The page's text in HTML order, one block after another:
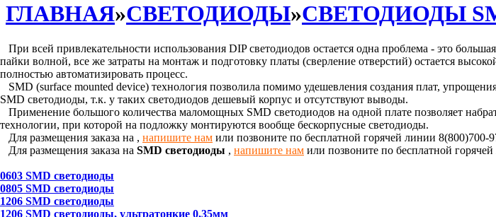
ГЛАВНАЯ»СВЕТОДИОДЫ»СВЕТОДИОДЫ
При всей привлекательности использования DIP светодиодов остается одна проблема - это
пайки волной, все же затраты на монтаж и подготовку платы (сверление отверстий) остается
полностью автоматизировать процесс.
SMD (surface mounted device) технология позволила помимо удешевления создания плат,
SMD светодиоды, т.к. у таких светодиодов дешевый корпус и отсутствуют выводы.
Применение большого количества маломощных SMD светодиодов на одной плате позволяет
технологии, при которой на подложку монтируются вообще бескорпусные светодиоды.
Для размещения заказа на , напишите нам или позвоните по бесплатной горячей линии 8(800)700-
Для размещения заказа на SMD светодиоды , напишите нам или позвоните по бесплатной
0603 SMD светодиоды
0805 SMD светодиоды
1206 SMD светодиоды
1206 SMD светодиоды, ультратонкие 0,35мм